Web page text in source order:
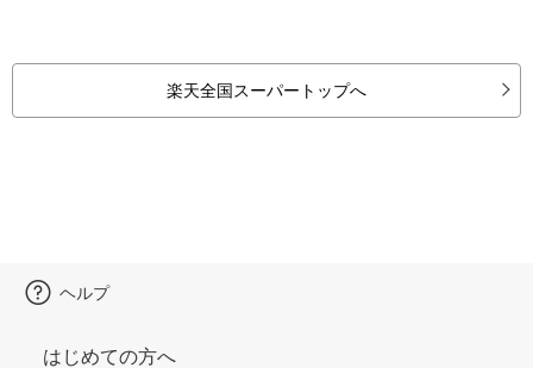
楽天全国スーパートップへ
ヘルプ
はじめての方へ